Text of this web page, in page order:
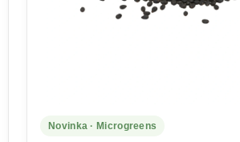
Novinka · Microgreens